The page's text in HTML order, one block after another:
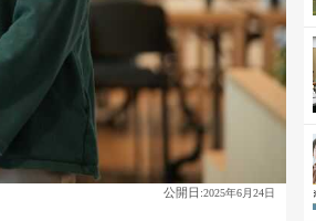
公開日:2025年6月24日